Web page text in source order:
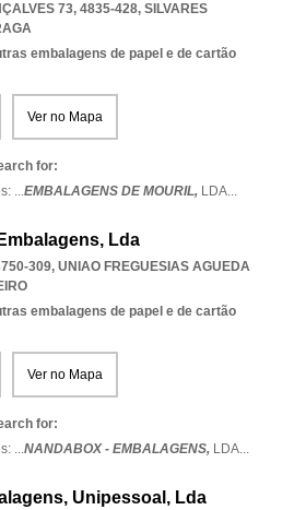
73, 4835-428, SILVARES
embalagens de papel e de cartão
Ver no Mapa
for:
...EMBALAGENS DE MOURIL, LDA...
Lda
309, UNIAO FREGUESIAS AGUEDA
embalagens de papel e de cartão
Ver no Mapa
for:
...NANDABOX - EMBALAGENS, LDA...
Unipessoal, Lda